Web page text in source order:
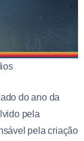
do ano da
pela
pela criação